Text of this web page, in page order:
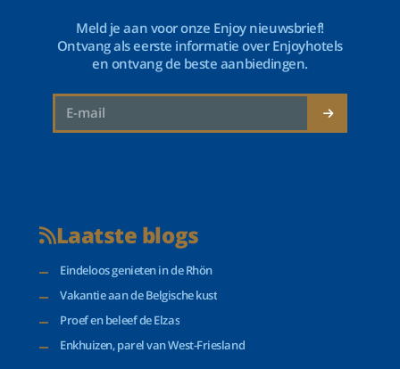
Meld je aan voor onze Enjoy nieuwsbrief!
Ontvang als eerste informatie over Enjoyhotels
en ontvang de beste aanbiedingen.
Laatste blogs
Eindeloos genieten in de Rhön
Vakantie aan de Belgische kust
Proef en beleef de Elzas
Enkhuizen, parel van West-Friesland